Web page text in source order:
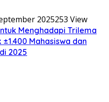
2025253 View
Menghadapi Trilema
Mahasiswa dan
2025